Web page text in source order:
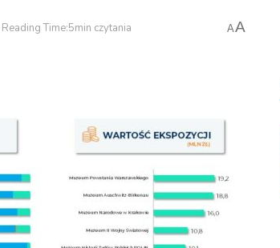
Reading Time:5min czytania AA